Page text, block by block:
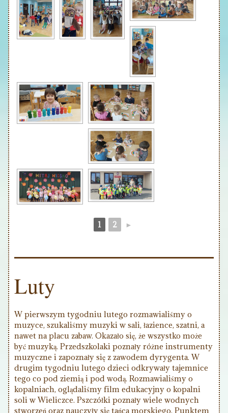
1 2 ►
Luty
W pierwszym tygodniu lutego rozmawialiśmy o
muzyce, szukaliśmy muzyki w sali, łazience, szatni, a
nawet na placu zabaw. Okazało się, że wszystko może
być muzyką. Przedszkolaki poznały różne instrumenty
muzyczne i zapoznały się z zawodem dyrygenta. W
drugim tygodniu lutego dzieci odkrywały tajemnice
tego co pod ziemią i pod wodą. Rozmawialiśmy o
kopalniach, oglądaliśmy film edukacyjny o kopalni
soli w Wieliczce. Pszczółki poznały wiele wodnych
stworzeń oraz nauczyły się tańca morskiego. Punktem